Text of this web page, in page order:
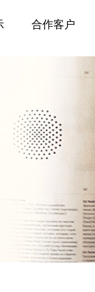
合作客户